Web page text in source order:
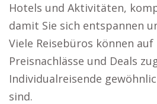
Hotels und Aktivitäten,
damit Sie sich entspannen
Viele Reisebüros können
Preisnachlässe und Deals
Individualreisende
sind.